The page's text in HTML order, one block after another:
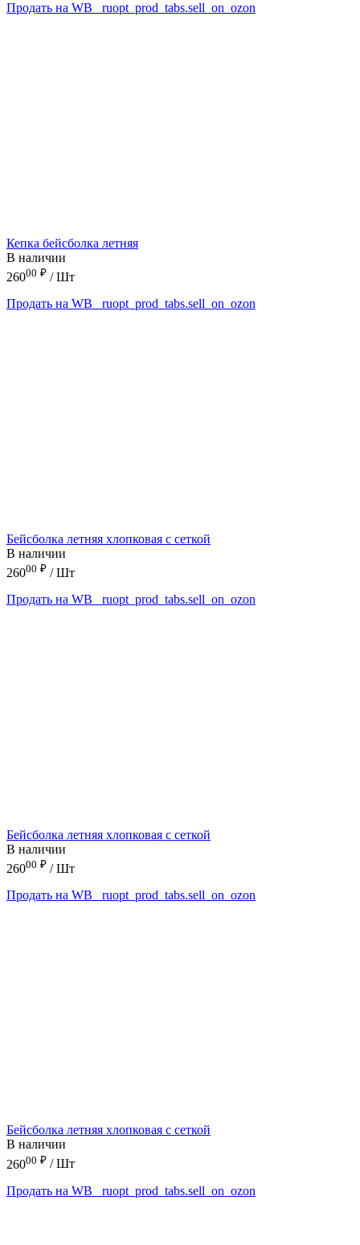
Продать на WB
_ruopt_prod_tabs.sell_on_ozon
Кепка бейсболка летняя
В наличии
26000 ₽ / Шт
Продать на WB
_ruopt_prod_tabs.sell_on_ozon
Бейсболка летняя хлопковая с сеткой
В наличии
26000 ₽ / Шт
Продать на WB
_ruopt_prod_tabs.sell_on_ozon
Бейсболка летняя хлопковая с сеткой
В наличии
26000 ₽ / Шт
Продать на WB
_ruopt_prod_tabs.sell_on_ozon
Бейсболка летняя хлопковая с сеткой
В наличии
26000 ₽ / Шт
Продать на WB
_ruopt_prod_tabs.sell_on_ozon